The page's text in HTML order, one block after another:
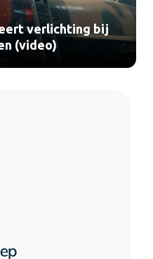
verlichting bij
(video)